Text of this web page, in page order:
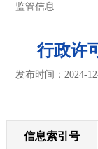
监管信息
行政许
发布时间：2024-
信息索引号